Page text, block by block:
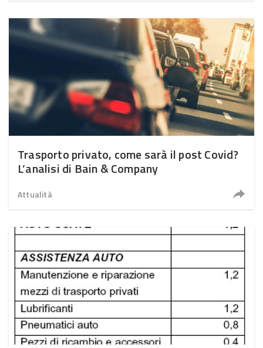
Trasporto privato, come sarà il post Covid?
L’analisi di Bain & Company
Attualità